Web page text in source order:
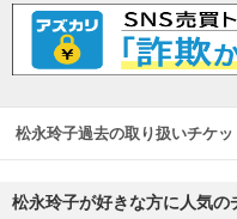
松永玲子過去の取り扱いチケッ
松永玲子が好きな方に人気の